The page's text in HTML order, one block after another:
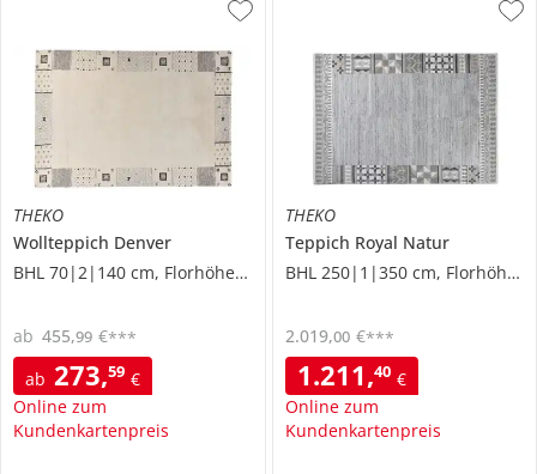
THEKO
Wollteppich Denver
BHL 70|2|140 cm, Florhöhe 1,3 cm
ab 273,59 €
Online zum
Kundenkartenpreis
ab 455,99 €***
THEKO
Teppich Royal Natur
BHL 250|1|350 cm, Florhöhe 1,2 cm
1.211,40 €
Online zum
Kundenkartenpreis
2.019,00 €***